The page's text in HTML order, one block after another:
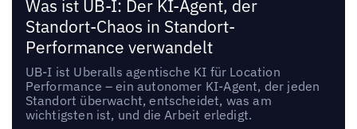
Was ist UB-I: Der KI-Agent, der
Standort-Chaos in Standort-
Performance verwandelt
UB-I ist Uberalls agentische KI für Location
Performance – ein autonomer KI-Agent, der jeden
Standort überwacht, entscheidet, was am
wichtigsten ist, und die Arbeit erledigt.